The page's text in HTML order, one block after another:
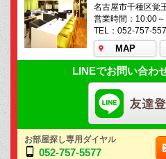
名古屋市千種区覚
営業時間：10:00
TEL：052-757-
MAP
LINEでお問い合わ
お部屋探し専用ダイヤル
052-757-5577